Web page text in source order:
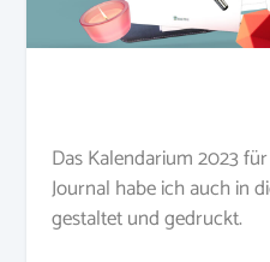
Das Kalendarium 2023
Journal habe ich auch in
gestaltet und gedruckt.